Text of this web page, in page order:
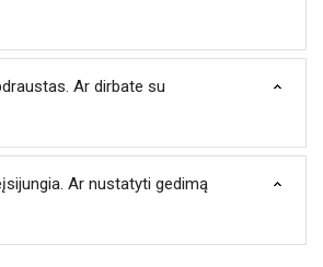
Ar dirbate su
Ar nustatyti gedimą